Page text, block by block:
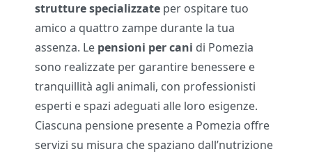
strutture specializzate per ospitare tuo
amico a quattro zampe durante la tua
assenza. Le pensioni per cani di Pomezia
sono realizzate per garantire benessere e
tranquillità agli animali, con professionisti
esperti e spazi adeguati alle loro esigenze.
Ciascuna pensione presente a Pomezia offre
servizi su misura che spaziano dall’nutrizione